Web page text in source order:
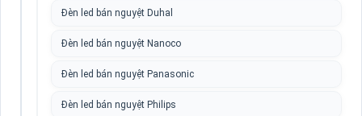
Đèn led bán nguyệt Duhal
Đèn led bán nguyệt Nanoco
Đèn led bán nguyệt Panasonic
Đèn led bán nguyệt Philips